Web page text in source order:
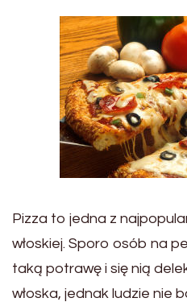
Pizza to jedna z
włoskiej. Sporo osób na
taką potrawę i się nią
włoska, jednak ludzie nie